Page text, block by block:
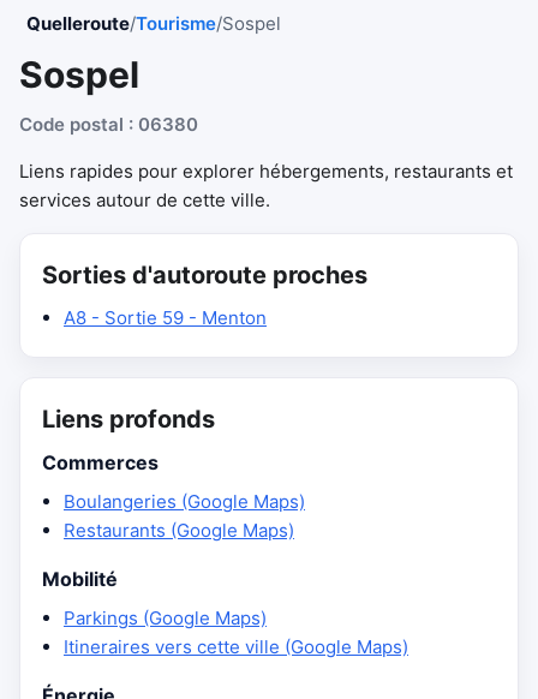
Quelleroute/Tourisme/Sospel
Sospel
Code postal : 06380
Liens rapides pour explorer hébergements, restaurants et
services autour de cette ville.
Sorties d'autoroute proches
A8 - Sortie 59 - Menton
Liens profonds
Commerces
Boulangeries (Google Maps)
Restaurants (Google Maps)
Mobilité
Parkings (Google Maps)
Itineraires vers cette ville (Google Maps)